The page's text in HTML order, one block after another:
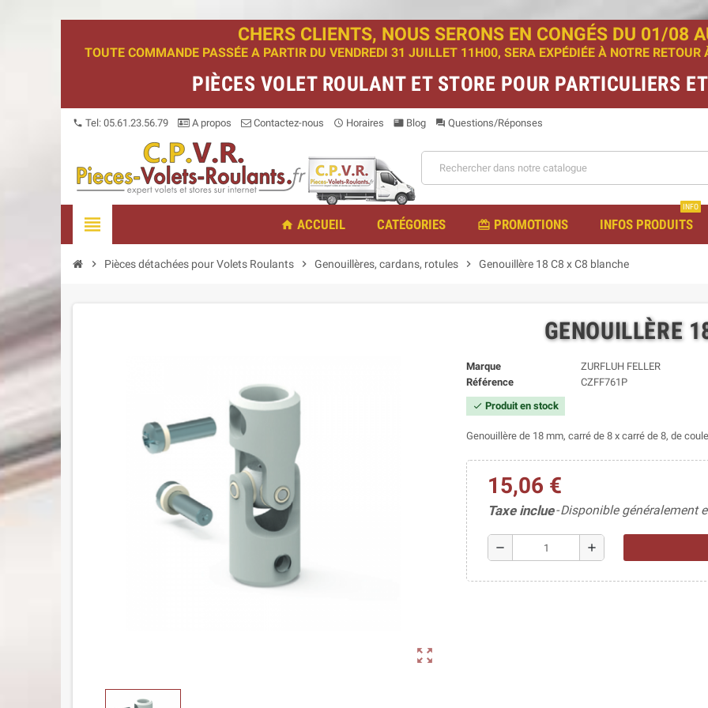
CHERS CLIENTS, NOUS SERONS EN CONGÉS DU 01/08
TOUTE COMMANDE PASSÉE A PARTIR DU VENDREDI 31 JUILLET 11H00, SERA EXPÉDIÉE À NOTRE
PIÈCES VOLET ROULANT ET STORE POUR PARTICULIERS
phone Tel: 05.61.23.56.79 A propos Contactez-nous access_time Horaires featured_play_list Blog question_answer Questions/Réponses
view_headline home ACCUEIL CATÉGORIES redeem PROMOTIONS INFOS PRODUITS
INFO
chevron_right Pièces détachées pour Volets Roulants chevron_right Genouillères, cardans, rotules chevron_right Genouillère 18 C8 x C8 blanche
zoom_out_map
GENOUILLÈRE
Marque
ZURFLUH FELLER
Référence
CZFF761P
check Produit en stock
Genouillère de 18 mm, carré de 8 x carré de 8, de
15,06 €
Taxe inclue Disponible généralement
remove add